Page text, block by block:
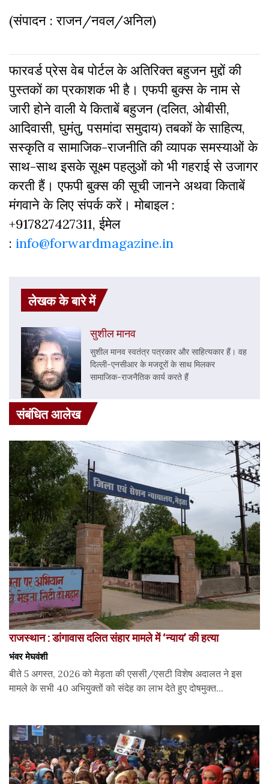
(संपादन : राजन/नवल/अनिल)
फारवर्ड प्रेस वेब पोर्टल के अतिरिक्‍त बहुजन मुद्दों की
पुस्‍तकों का प्रकाशक भी है। एफपी बुक्‍स के नाम से
जारी होने वाली ये किताबें बहुजन (दलित, ओबीसी,
आदिवासी, घुमंतु, पसमांदा समुदाय) तबकों के साहित्‍य,
सस्‍क‍ृति व सामाजिक-राजनीति की व्‍यापक समस्‍याओं के
साथ-साथ इसके सूक्ष्म पहलुओं को भी गहराई से उजागर
करती हैं। एफपी बुक्‍स की सूची जानने अथवा किताबें
मंगवाने के लिए संपर्क करें। मोबाइल :
+917827427311, ईमेल
: info@forwardmagazine.in
लेखक के बारे में
सुशील मानव
सुशील मानव स्वतंत्र पत्रकार और साहित्यकार हैं। वह
दिल्ली-एनसीआर के मजदूरों के साथ मिलकर
सामाजिक-राजनैतिक कार्य करते हैं
संबंधित आलेख
राजस्थान : डांगावास दलित संहार मामले में ‘न्याय’ की हत्या
भंवर मेघवंशी
बीते 5 अगस्त, 2026 को मेड़ता की एससी/एसटी विशेष अदालत ने इस
मामले के सभी 40 अभियुक्तों को संदेह का लाभ देते हुए दोषमुक्त...